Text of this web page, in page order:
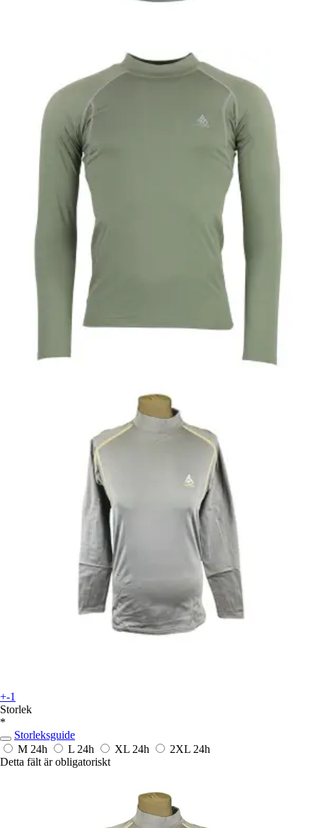
+-1
Storlek
*
Storleksguide
M 24h L 24h XL 24h 2XL 24h
Detta fält är obligatoriskt